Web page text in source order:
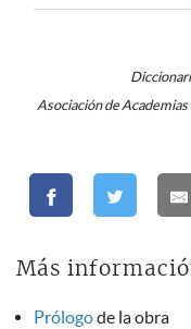
Asociación de
Más
Prólogode la obra